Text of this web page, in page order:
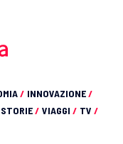
/ INNOVAZIONE/
STORIE/ VIAGGI / TV /